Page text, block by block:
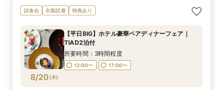
8/19 水
TIAD人気！贅沢ペアランチ付平日限定フェア＊
感動挙式体験
12:00〜
8/19 水
会食会プラン相談会【30名〜】上質ホテルウェ
ディング
12:00〜
試食会 衣装試着 特典あり
8/20 (木)
【平日BIG】ホテル豪華ペアディナーフェア｜
TIAD2泊付
所要時間：3時間程度
12:00〜 17:00〜